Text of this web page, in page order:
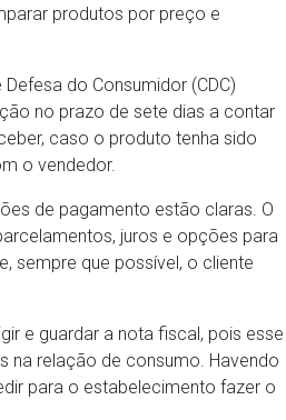
produtos por preço e
do Consumidor (CDC)
no prazo de sete dias a contar
caso o produto tenha sido
o vendedor.
de pagamento estão claras. O
juros e opções para
sempre que possível, o cliente
e guardar a nota fiscal, pois esse
na relação de consumo. Havendo
para o estabelecimento fazer o